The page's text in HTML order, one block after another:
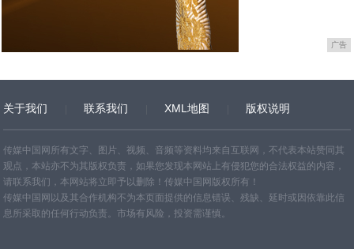
广告
关于我们 联系我们 XML地图 版权说明
网站地图 TXT
传媒中国网所有文字、图片、视频、音频等资料均来自互联网，不代表本站赞同其
观点，本站亦不为其版权负责，如果您发现本网站上有侵犯您的合法权益的内容，
请联系我们，本网站将立即予以删除！传媒中国网版权所有！
传媒中国网以及其合作机构不为本页面提供的信息错误、残缺、延时或因依靠此信
息所采取的任何行动负责。市场有风险，投资需谨慎。